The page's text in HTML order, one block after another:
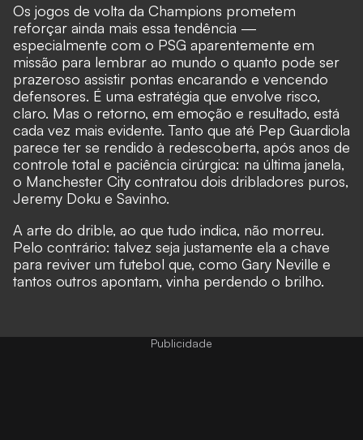
Os jogos de volta da Champions prometem
reforçar ainda mais essa tendência —
especialmente com o PSG aparentemente em
missão para lembrar ao mundo o quanto pode ser
prazeroso assistir pontas encarando e vencendo
defensores. É uma estratégia que envolve risco,
claro. Mas o retorno, em emoção e resultado, está
cada vez mais evidente. Tanto que até Pep Guardiola
parece ter se rendido à redescoberta, após anos de
controle total e paciência cirúrgica: na última janela,
o Manchester City contratou dois dribladores puros,
Jeremy Doku e Savinho.
A arte do drible, ao que tudo indica, não morreu.
Pelo contrário: talvez seja justamente ela a chave
para reviver um futebol que, como Gary Neville e
tantos outros apontam, vinha perdendo o brilho.